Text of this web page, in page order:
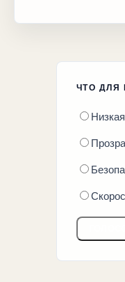
ЧТО ДЛЯ